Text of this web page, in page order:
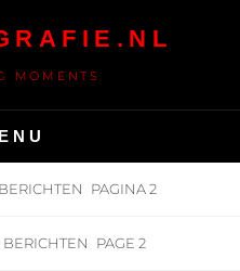
MOMENTS
PAGINA 2
BERICHTEN PAGE 2